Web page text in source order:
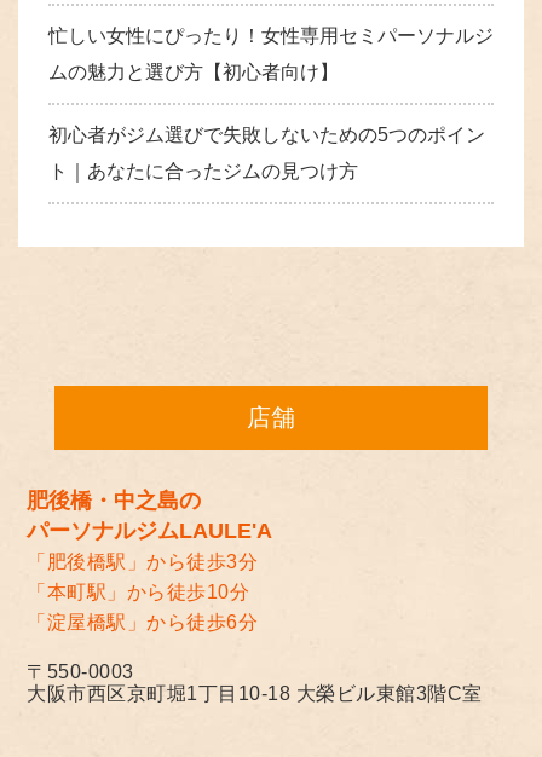
忙しい女性にぴったり！女性専用セミパーソナルジ
ムの魅力と選び方【初心者向け】
初心者がジム選びで失敗しないための5つのポイン
ト｜あなたに合ったジムの見つけ方
店舗
肥後橋・中之島の
パーソナルジムLAULE'A
「肥後橋駅」から徒歩3分
「本町駅」から徒歩10分
「淀屋橋駅」から徒歩6分
〒550-0003
大阪市西区京町堀1丁目10-18 大榮ビル東館3階C室